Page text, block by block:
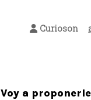
Curioson
Voy a